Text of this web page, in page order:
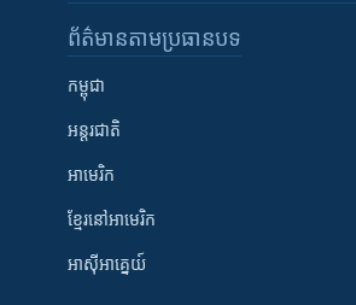
ព័ត៌មាន​តាមប្រធានបទ​
កម្ពុជា
អន្តរជាតិ
អាមេរិក
ខ្មែរ​នៅអាមេរិក
អាស៊ីអាគ្នេយ៍